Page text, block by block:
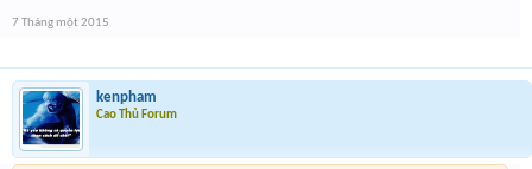
7 Tháng một 2015
kenpham
Cao Thủ Forum